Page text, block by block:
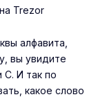
алфавита,
вы увидите
C. И так по
какое слово